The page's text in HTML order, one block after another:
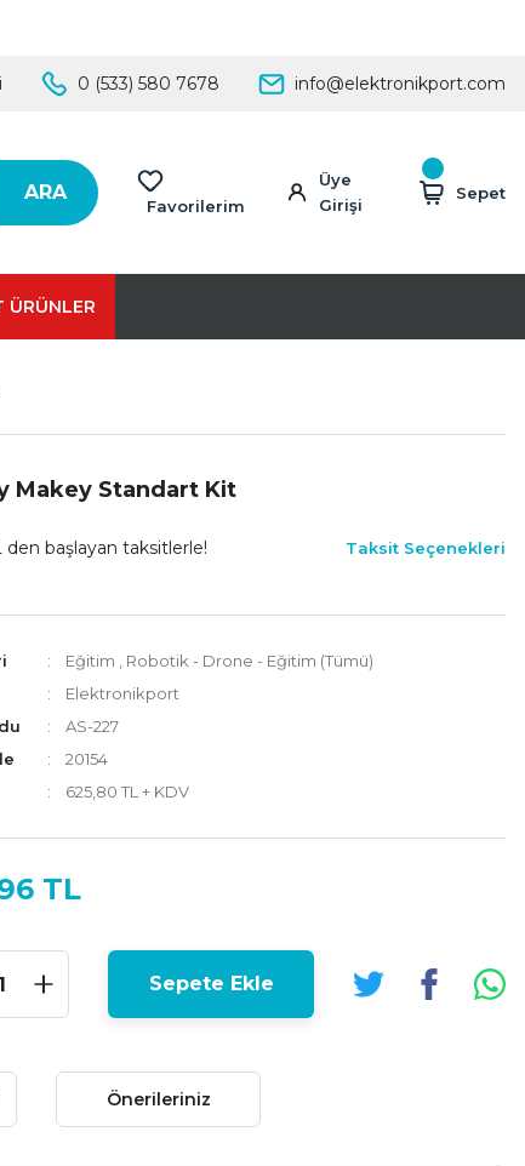
0 (533) 580 7678 info@elektronikport.com
ARA
Favorilerim
Üye
Girişi
Sepet
ÜRÜNLER
Makey Standart Kit
den başlayan taksitlerle! Taksit Seçenekleri
Eğitim
Robotik - Drone - Eğitim (Tümü)
Elektronikport
AS-227
20154
625,80 TL + KDV
TL
Sepete Ekle
Önerileriniz